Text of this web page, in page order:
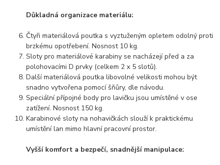
Důkladná organizace materiálu:
Čtyři materiálová poutka s vyztuženým opletem odolný proti
brzkému opotřebení. Nosnost 10 kg.
Sloty pro materiálové karabiny se nacházejí před a za
polohovacími D prvky (celkem 2 x 5 slotů).
Další materiálová poutka libovolné velikosti mohou být
snadno vytvořena pomocí šňůry, dle návodu.
Speciální přípojné body pro lavičku jsou umístěné v ose
zatížení. Nosnost 150 kg.
Karabinové sloty na nohavičkách slouží k praktickému
umístění lan mimo hlavní pracovní prostor.
Vyšší komfort a bezpečí, snadnější manipulace: